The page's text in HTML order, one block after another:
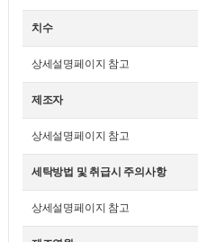
치수
상세설명페이지 참고
제조자
상세설명페이지 참고
세탁방법 및 취급시 주의사항
상세설명페이지 참고